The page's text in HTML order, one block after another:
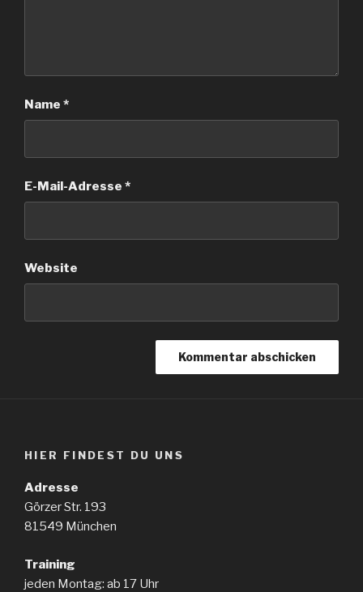
Name *
E-Mail-Adresse *
Website
HIER FINDEST DU UNS
Adresse
Görzer Str. 193
81549 München
Training
jeden Montag: ab 17 Uhr